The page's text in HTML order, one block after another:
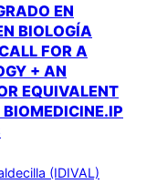
EN
BIOLOGÍA
FOR A
+ AN
EQUIVALENT
(IDIVAL)